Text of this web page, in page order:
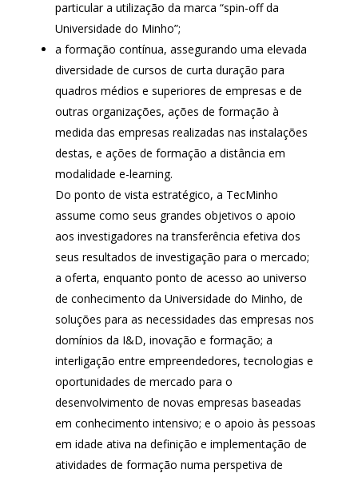
particular a utilização da marca “spin-off da
Universidade do Minho”;
a formação contínua, assegurando uma elevada
diversidade de cursos de curta duração para
quadros médios e superiores de empresas e de
outras organizações, ações de formação à
medida das empresas realizadas nas instalações
destas, e ações de formação a distância em
modalidade e-learning.
Do ponto de vista estratégico, a TecMinho
assume como seus grandes objetivos o apoio
aos investigadores na transferência efetiva dos
seus resultados de investigação para o mercado;
a oferta, enquanto ponto de acesso ao universo
de conhecimento da Universidade do Minho, de
soluções para as necessidades das empresas nos
domínios da I&D, inovação e formação; a
interligação entre empreendedores, tecnologias e
oportunidades de mercado para o
desenvolvimento de novas empresas baseadas
em conhecimento intensivo; e o apoio às pessoas
em idade ativa na definição e implementação de
atividades de formação numa perspetiva de